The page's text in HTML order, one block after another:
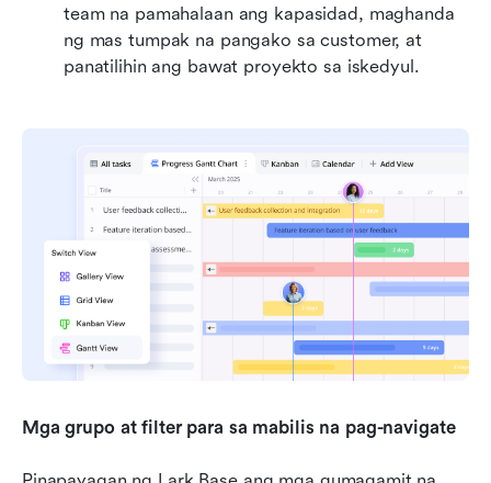
team na pamahalaan ang kapasidad, maghanda
ng mas tumpak na pangako sa customer, at
panatilihin ang bawat proyekto sa iskedyul.
Mga grupo at filter para sa mabilis na pag-navigate